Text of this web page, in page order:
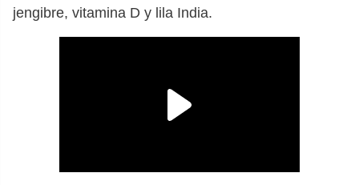
jengibre, vitamina D y lila India.